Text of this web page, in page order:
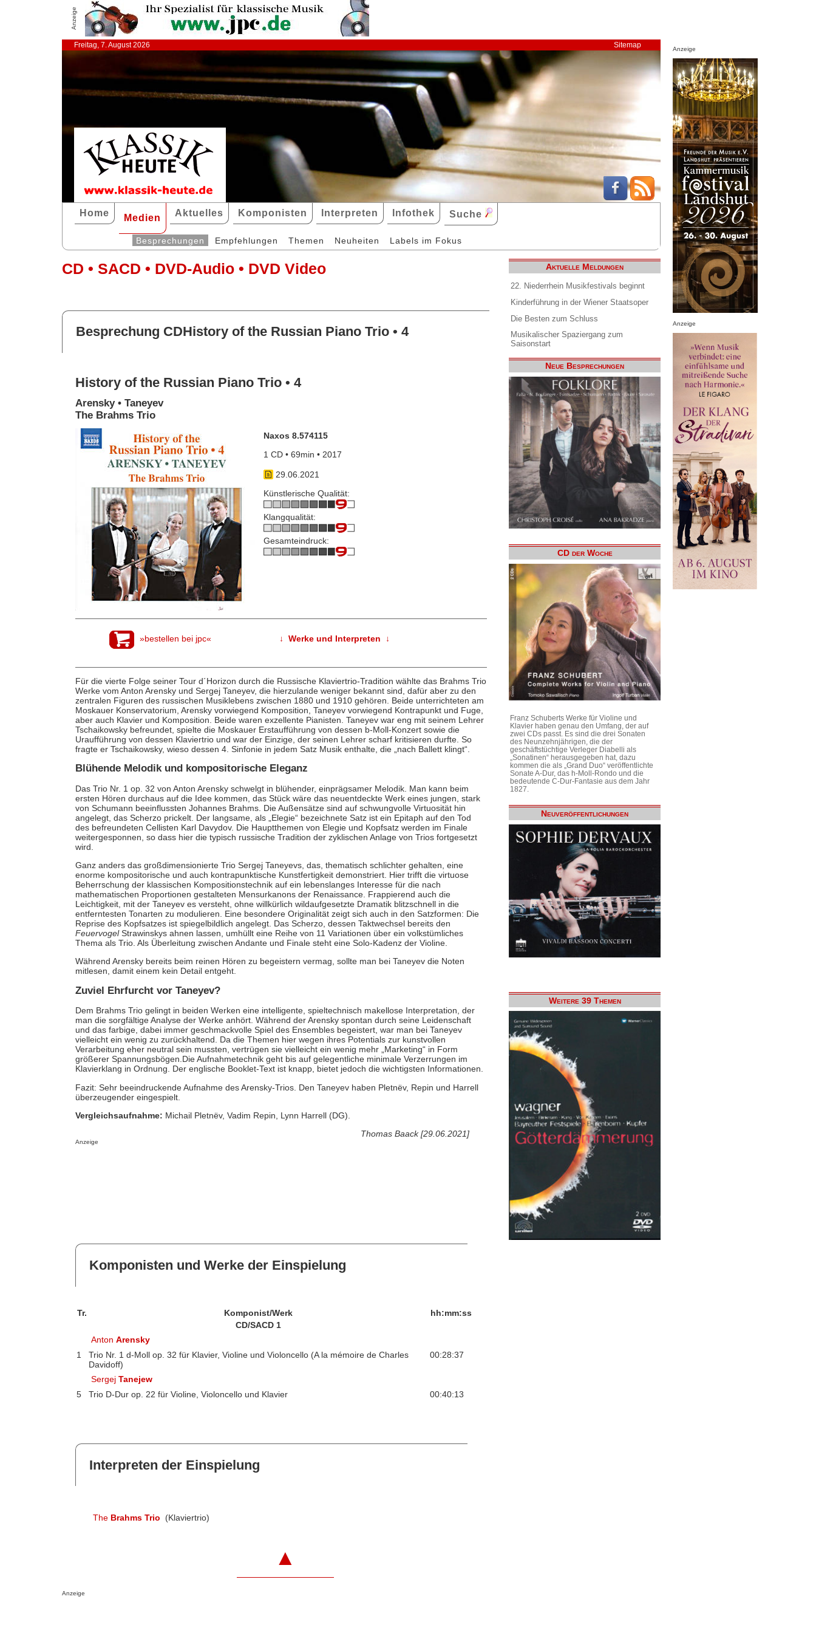
Anzeige
Freitag, 7. August 2026 Sitemap
Home Medien Aktuelles Komponisten Interpreten Infothek Suche
Besprechungen Empfehlungen Themen Neuheiten Labels im Fokus
CD • SACD • DVD-Audio • DVD Video
Besprechung CDHistory of the Russian Piano Trio • 4
History of the Russian Piano Trio • 4
Arensky • Taneyev
The Brahms Trio
Naxos 8.574115
1 CD • 69min • 2017
29.06.2021
Künstlerische Qualität:
Klangqualität:
Gesamteindruck:
»bestellen bei jpc« ↓ Werke und Interpreten ↓
Für die vierte Folge seiner Tour d´Horizon durch die Russische Klaviertrio-Tradition wählte das Brahms Trio
Werke vom Anton Arensky und Sergej Taneyev, die hierzulande weniger bekannt sind, dafür aber zu den
zentralen Figuren des russischen Musiklebens zwischen 1880 und 1910 gehören. Beide unterrichteten am
Moskauer Konservatorium, Arensky vorwiegend Komposition, Taneyev vorwiegend Kontrapunkt und Fuge,
aber auch Klavier und Komposition. Beide waren exzellente Pianisten. Taneyev war eng mit seinem Lehrer
Tschaikowsky befreundet, spielte die Moskauer Erstaufführung von dessen b-Moll-Konzert sowie die
Uraufführung von dessen Klaviertrio und war der Einzige, der seinen Lehrer scharf kritisieren durfte. So
fragte er Tschaikowsky, wieso dessen 4. Sinfonie in jedem Satz Musik enthalte, die „nach Ballett klingt“.
Blühende Melodik und kompositorische Eleganz
Das Trio Nr. 1 op. 32 von Anton Arensky schwelgt in blühender, einprägsamer Melodik. Man kann beim
ersten Hören durchaus auf die Idee kommen, das Stück wäre das neuentdeckte Werk eines jungen, stark
von Schumann beeinflussten Johannes Brahms. Die Außensätze sind auf schwungvolle Virtuosität hin
angelegt, das Scherzo prickelt. Der langsame, als „Elegie“ bezeichnete Satz ist ein Epitaph auf den Tod
des befreundeten Cellisten Karl Davydov. Die Hauptthemen von Elegie und Kopfsatz werden im Finale
weitergesponnen, so dass hier die typisch russische Tradition der zyklischen Anlage von Trios fortgesetzt
wird.
Ganz anders das großdimensionierte Trio Sergej Taneyevs, das, thematisch schlichter gehalten, eine
enorme kompositorische und auch kontrapunktische Kunstfertigkeit demonstriert. Hier trifft die virtuose
Beherrschung der klassischen Kompositionstechnik auf ein lebenslanges Interesse für die nach
mathematischen Proportionen gestalteten Mensurkanons der Renaissance. Frappierend auch die
Leichtigkeit, mit der Taneyev es versteht, ohne willkürlich wildaufgesetzte Dramatik blitzschnell in die
entferntesten Tonarten zu modulieren. Eine besondere Originalität zeigt sich auch in den Satzformen: Die
Reprise des Kopfsatzes ist spiegelbildlich angelegt. Das Scherzo, dessen Taktwechsel bereits den
FeuervogelStrawinskys ahnen lassen, umhüllt eine Reihe von 11 Variationen über ein volkstümliches
Thema als Trio. Als Überleitung zwischen Andante und Finale steht eine Solo-Kadenz der Violine.
Während Arensky bereits beim reinen Hören zu begeistern vermag, sollte man bei Taneyev die Noten
mitlesen, damit einem kein Detail entgeht.
Zuviel Ehrfurcht vor Taneyev?
Dem Brahms Trio gelingt in beiden Werken eine intelligente, spieltechnisch makellose Interpretation, der
man die sorgfältige Analyse der Werke anhört. Während der Arensky spontan durch seine Leidenschaft
und das farbige, dabei immer geschmackvolle Spiel des Ensembles begeistert, war man bei Taneyev
vielleicht ein wenig zu zurückhaltend. Da die Themen hier wegen ihres Potentials zur kunstvollen
Verarbeitung eher neutral sein mussten, vertrügen sie vielleicht ein wenig mehr „Marketing“ in Form
größerer Spannungsbögen.Die Aufnahmetechnik geht bis auf gelegentliche minimale Verzerrungen im
Klavierklang in Ordnung. Der englische Booklet-Text ist knapp, bietet jedoch die wichtigsten Informationen.
Fazit: Sehr beeindruckende Aufnahme des Arensky-Trios. Den Taneyev haben Pletnëv, Repin und Harrell
überzeugender eingespielt.
Vergleichsaufnahme: Michail Pletnëv, Vadim Repin, Lynn Harrell (DG).
Thomas Baack [29.06.2021]
Anzeige
Komponisten und Werke der Einspielung
Tr. Komponist/Werk
hh:mm:ss
CD/SACD 1
AntonArensky
1
Trio Nr. 1 d-Moll op. 32 für Klavier, Violine und Violoncello (A la mémoire de Charles
Davidoff)
00:28:37
SergejTanejew
5
Trio D-Dur op. 22 für Violine, Violoncello und Klavier 00:40:13
Interpreten der Einspielung
The Brahms Trio (Klaviertrio)
▲
Anzeige
Aktuelle Meldungen
22. Niederrhein Musikfestivals beginnt
Kinderführung in der Wiener Staatsoper
Die Besten zum Schluss
Musikalischer Spaziergang zum
Saisonstart
Neue Besprechungen
CD der Woche
Franz Schuberts Werke für Violine und
Klavier haben genau den Umfang, der auf
zwei CDs passt. Es sind die drei Sonaten
des Neunzehnjährigen, die der
geschäftstüchtige Verleger Diabelli als
„Sonatinen“ herausgegeben hat, dazu
kommen die als „Grand Duo“ veröffentlichte
Sonate A-Dur, das h-Moll-Rondo und die
bedeutende C-Dur-Fantasie aus dem Jahr
1827.
Neuveröffentlichungen
Weitere 39 Themen
Anzeige
Anzeige